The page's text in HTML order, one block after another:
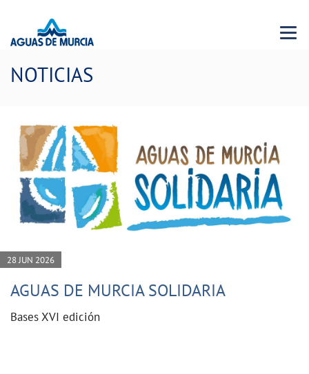
Menu
NOTICIAS
28 JUN 2026
AGUAS DE MURCIA SOLIDARIA
Bases XVI edición